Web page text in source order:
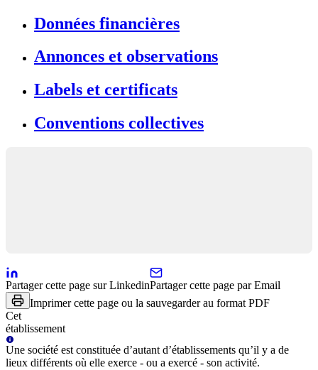
Données financières
Annonces et observations
Labels et certificats
Conventions collectives
Partager cette page sur LinkedinPartager cette page par Email
Imprimer cette page ou la sauvegarder au format PDF
Cet
établissement
Une société est constituée d’autant d’établissements qu’il y a de
lieux différents où elle exerce - ou a exercé - son activité.